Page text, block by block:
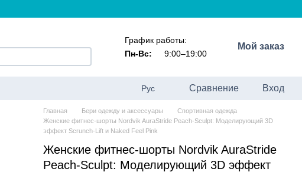
График работы:
Пн-Вс:
9:00–19:00
Мой заказ
Рус Сравнение Вход
Главная Бери одежду и аксессуары
Спортивная одежда
Женские фитнес-шорты Nordvik AuraStride Peach-Sculpt: Моделирующий 3D
эффект Scrunch-Lift и Naked Feel Pink
Женские фитнес-шорты Nordvik AuraStride
Peach-Sculpt: Моделирующий 3D эффект